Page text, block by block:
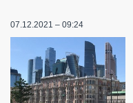
07.12.2021 – 09:24